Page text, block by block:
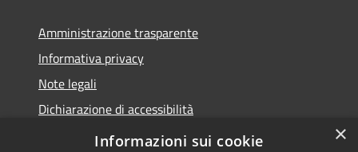
Amministrazione trasparente
Informativa privacy
Note legali
Dichiarazione di accessibilità
Piano di miglioramento del sito
×
Informazioni sui cookie